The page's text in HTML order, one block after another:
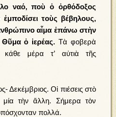
ναό, ποὺ ὁ ὀρθόδοξος
τοὺς βέβηλους,
αἷμα ἐπάνω στὴν
Θῦμα ὁ ἱερέας. Τὰ φοβερὰ
κάθε μέρα τ’ αὐτιὰ τῆς
Δεκέμβριος. Οἱ πιέσεις στὸ
μία τὴν ἄλλη. Σήμερα τὸν
πολλά.